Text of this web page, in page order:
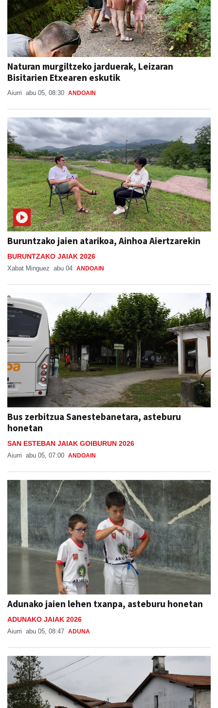
Naturan murgiltzeko jarduerak, Leizaran
Bisitarien Etxearen eskutik
Aiurri abu 05, 08:30 ANDOAIN
Buruntzako jaien atarikoa, Ainhoa Aiertzarekin
BURUNTZAKO JAIAK 2026
Xabat Minguez abu 04 ANDOAIN
Bus zerbitzua Sanestebanetara, asteburu
honetan
SAN ESTEBAN JAIAK GOIBURUN 2026
Aiurri abu 05, 07:00 ANDOAIN
Adunako jaien lehen txanpa, asteburu honetan
ADUNAKO JAIAK 2026
Aiurri abu 05, 08:47 ADUNA